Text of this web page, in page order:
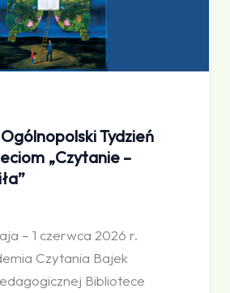
Tydzień
„Czytanie –
– 1 czerwca 2026 r.
Czytania Bajek
Bibliotece